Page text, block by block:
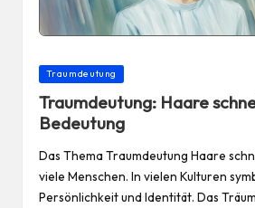
Posted
Traumdeutung
Traumdeutung: Haare
Bedeutung
Das Thema Traumdeutung Haare
viele Menschen. In vielen Kulturen
Persönlichkeit und Identität. Das